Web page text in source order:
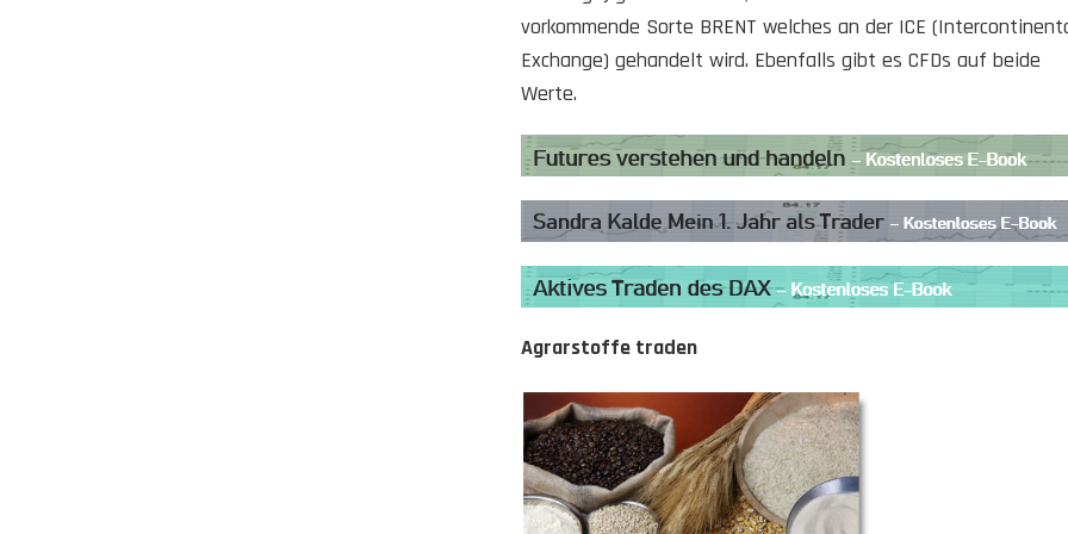
vorkommende Sorte BRENT welches an der ICE
Exchange) gehandelt wird. Ebenfalls gibt es CFDs auf beide
Werte.
Agrarstoffe traden